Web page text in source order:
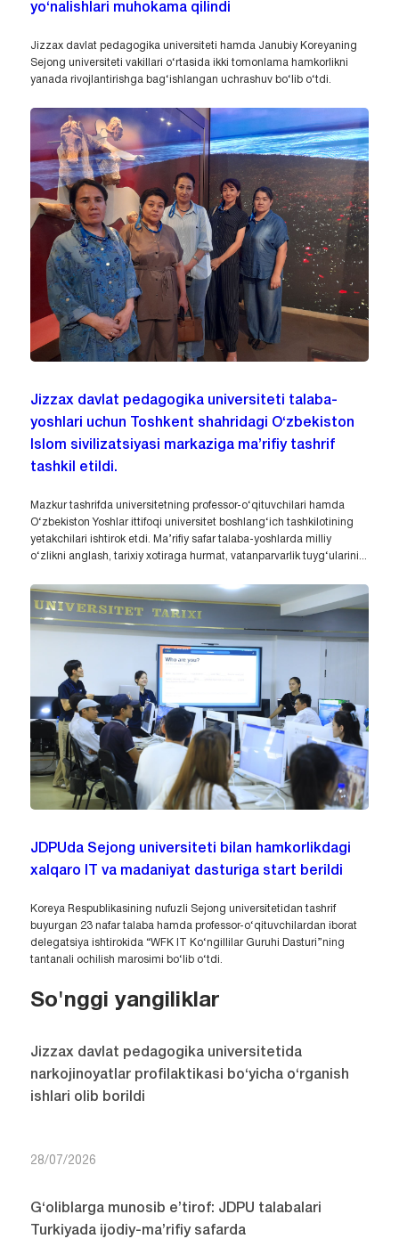
yo‘nalishlari muhokama qilindi
Jizzax davlat pedagogika universiteti hamda Janubiy Koreyaning
Sejong universiteti vakillari o‘rtasida ikki tomonlama hamkorlikni
yanada rivojlantirishga bag‘ishlangan uchrashuv bo‘lib o‘tdi.
Jizzax davlat pedagogika universiteti talaba-
yoshlari uchun Toshkent shahridagi O‘zbekiston
Islom sivilizatsiyasi markaziga ma’rifiy tashrif
tashkil etildi.
Mazkur tashrifda universitetning professor-o‘qituvchilari hamda
O‘zbekiston Yoshlar ittifoqi universitet boshlang‘ich tashkilotining
yetakchilari ishtirok etdi. Ma’rifiy safar talaba-yoshlarda milliy
o‘zlikni anglash, tarixiy xotiraga hurmat, vatanparvarlik tuyg‘ularini...
JDPUda Sejong universiteti bilan hamkorlikdagi
xalqaro IT va madaniyat dasturiga start berildi
Koreya Respublikasining nufuzli Sejong universitetidan tashrif
buyurgan 23 nafar talaba hamda professor-o‘qituvchilardan iborat
delegatsiya ishtirokida “WFK IT Ko‘ngillilar Guruhi Dasturi”ning
tantanali ochilish marosimi bo‘lib o‘tdi.
So'nggi yangiliklar
Jizzax davlat pedagogika universitetida
narkojinoyatlar profilaktikasi bo‘yicha o‘rganish
ishlari olib borildi
28/07/2026
G‘oliblarga munosib e’tirof: JDPU talabalari
Turkiyada ijodiy-ma’rifiy safarda